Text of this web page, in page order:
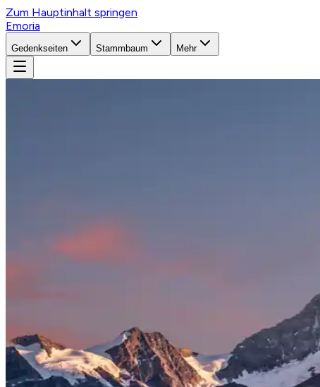
Zum Hauptinhalt springen
Emoria
Gedenkseiten Stammbaum Mehr